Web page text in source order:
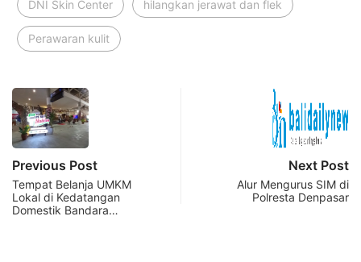
DNI Skin Center hilangkan jerawat dan flek
Perawaran kulit
Previous Post
Tempat Belanja UMKM
Lokal di Kedatangan
Domestik Bandara…
Next Post
Alur Mengurus SIM di
Polresta Denpasar